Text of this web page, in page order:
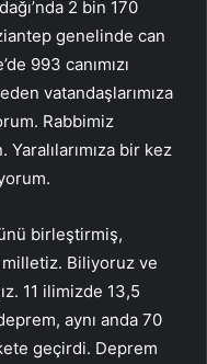
2 bin 170
genelinde can
993 canımızı
vatandaşlarımıza
Rabbimiz
bir kez
birleştirmiş,
Biliyoruz ve
11 ilimizde 13,5
aynı anda 70
geçirdi. Deprem